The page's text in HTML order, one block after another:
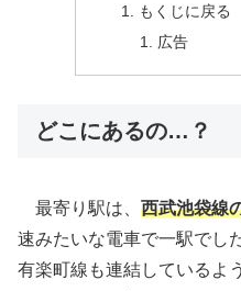
もくじに戻る
広告
どこにあるの…？
最寄り駅は、 西武池袋線
速みたいな電車で一駅でし
有楽町線も連結しているよ